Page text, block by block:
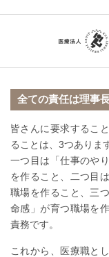
全ての責任は理事
皆さんに要求するこ
ることは、3つありま
一つ目は「仕事のや
を作ること、二つ目
職場を作ること、三
命感」が育つ職場を
責務です。
これから、医療職と